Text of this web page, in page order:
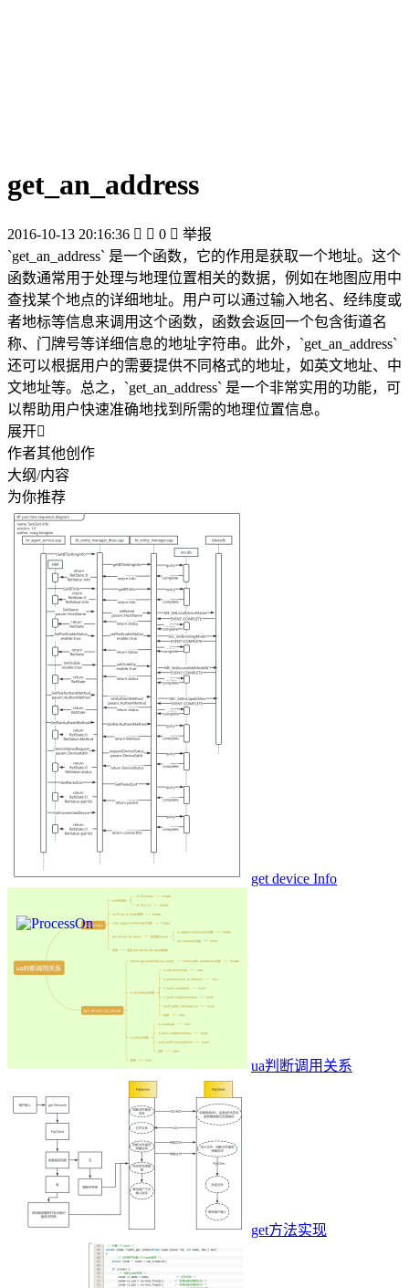
get_an_address
2016-10-13 20:16:36   0  举报
`get_an_address` 是一个函数，它的作用是获取一个地址。这个
函数通常用于处理与地理位置相关的数据，例如在地图应用中
查找某个地点的详细地址。用户可以通过输入地名、经纬度或
者地标等信息来调用这个函数，函数会返回一个包含街道名
称、门牌号等详细信息的地址字符串。此外，`get_an_address`
还可以根据用户的需要提供不同格式的地址，如英文地址、中
文地址等。总之，`get_an_address` 是一个非常实用的功能，可
以帮助用户快速准确地找到所需的地理位置信息。
展开
作者其他创作
大纲/内容
为你推荐
get device Info
ua判断调用关系
get方法实现